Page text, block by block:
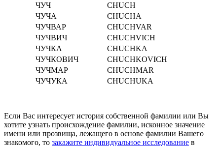
ЧУЧ
CHUCH
ЧУЧА
CHUCHA
ЧУЧВАР
CHUCHVAR
ЧУЧВИЧ
CHUCHVICH
ЧУЧКА
CHUCHKA
ЧУЧКОВИЧ
CHUCHKOVICH
ЧУЧМАР
CHUCHMAR
ЧУЧУКА
CHUCHUKA
Если Вас интересует история собственной фамилии или Вы
хотите узнать происхождение фамилии, исконное значение
имени или прозвища, лежащего в основе фамилии Вашего
знакомого, то закажите индивидуальное исследование в